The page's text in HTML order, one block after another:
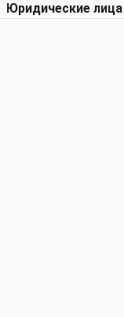
Юридические лица